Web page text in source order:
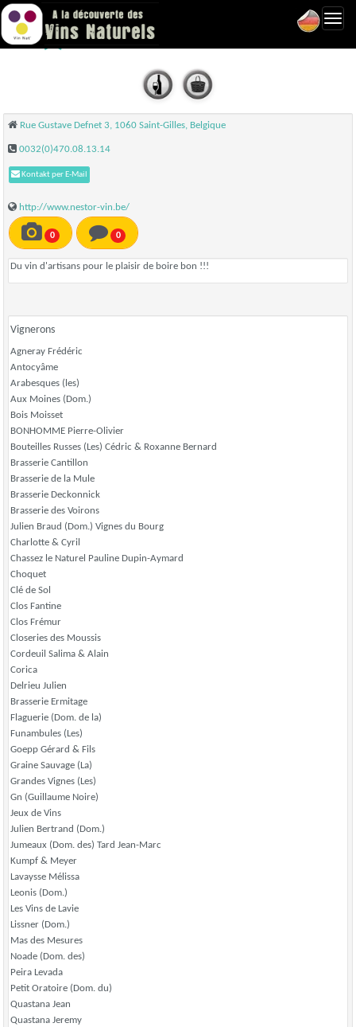
NESTOR - Bruxelles
Rue Gustave Defnet 3, 1060 Saint-Gilles, Belgique
0032(0)470.08.13.14
Kontakt per E-Mail
http://www.nestor-vin.be/
0 0
Du vin d'artisans pour le plaisir de boire bon !!!
Vignerons
Agneray Frédéric
Antocyâme
Arabesques (les)
Aux Moines (Dom.)
Bois Moisset
BONHOMME Pierre-Olivier
Bouteilles Russes (Les) Cédric & Roxanne Bernard
Brasserie Cantillon
Brasserie de la Mule
Brasserie Deckonnick
Brasserie des Voirons
Julien Braud (Dom.) Vignes du Bourg
Charlotte & Cyril
Chassez le Naturel Pauline Dupin-Aymard
Choquet
Clé de Sol
Clos Fantine
Clos Frémur
Closeries des Moussis
Cordeuil Salima & Alain
Corica
Delrieu Julien
Brasserie Ermitage
Flaguerie (Dom. de la)
Funambules (Les)
Goepp Gérard & Fils
Graine Sauvage (La)
Grandes Vignes (Les)
Gn (Guillaume Noire)
Jeux de Vins
Julien Bertrand (Dom.)
Jumeaux (Dom. des) Tard Jean-Marc
Kumpf & Meyer
Lavaysse Mélissa
Leonis (Dom.)
Les Vins de Lavie
Lissner (Dom.)
Mas des Mesures
Noade (Dom. des)
Peira Levada
Petit Oratoire (Dom. du)
Quastana Jean
Quastana Jeremy